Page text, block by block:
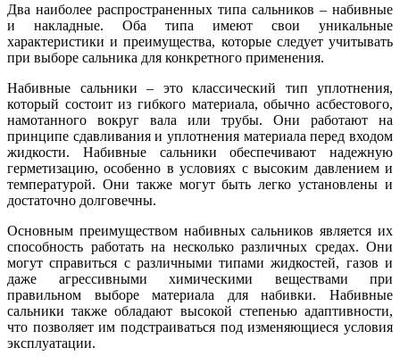
Два наиболее распространенных типа сальников – набивные
и накладные. Оба типа имеют свои уникальные
характеристики и преимущества, которые следует учитывать
при выборе сальника для конкретного применения.
Набивные сальники – это классический тип уплотнения,
который состоит из гибкого материала, обычно асбестового,
намотанного вокруг вала или трубы. Они работают на
принципе сдавливания и уплотнения материала перед входом
жидкости. Набивные сальники обеспечивают надежную
герметизацию, особенно в условиях с высоким давлением и
температурой. Они также могут быть легко установлены и
достаточно долговечны.
Основным преимуществом набивных сальников является их
способность работать на несколько различных средах. Они
могут справиться с различными типами жидкостей, газов и
даже агрессивными химическими веществами при
правильном выборе материала для набивки. Набивные
сальники также обладают высокой степенью адаптивности,
что позволяет им подстраиваться под изменяющиеся условия
эксплуатации.